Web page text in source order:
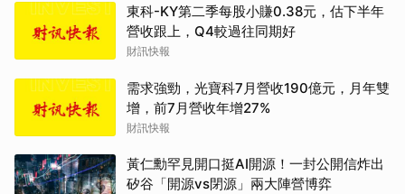
東科-KY第二季每股小賺0.38元，估下半年
營收跟上，Q4較過往同期好
財訊快報
需求強勁，光寶科7月營收190億元，月年雙
增，前7月營收年增27%
財訊快報
黃仁勳罕見開口挺AI開源！一封公開信炸出
矽谷「開源vs閉源」兩大陣營博弈